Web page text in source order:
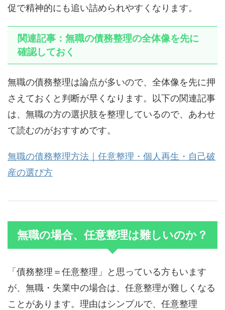
促で精神的にも追い詰められやすくなります。
関連記事：無職の債務整理の全体像を先に
確認しておく
無職の債務整理は論点が多いので、全体像を先に押
さえておくと判断が早くなります。以下の関連記事
は、無職の方の選択肢を整理しているので、あわせ
て読むのがおすすめです。
無職の債務整理方法｜任意整理・個人再生・自己破
産の選び方
無職の場合、任意整理は難しいのか？
「債務整理＝任意整理」と思っている方もいます
が、無職・失業中の場合は、任意整理が難しくなる
ことがあります。理由はシンプルで、任意整理